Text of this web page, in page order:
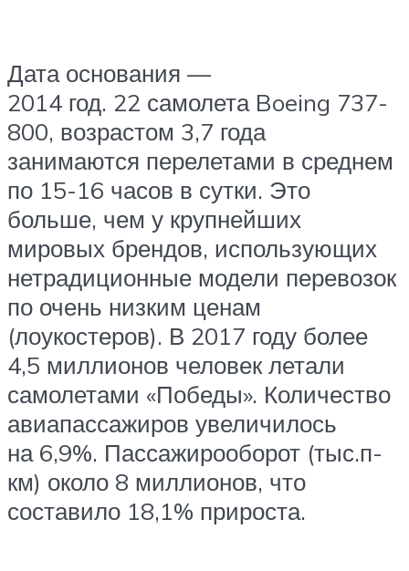
Дата основания —
2014 год. 22 самолета Boeing 737-
800, возрастом 3,7 года
занимаются перелетами в среднем
по 15-16 часов в сутки. Это
больше, чем у крупнейших
мировых брендов, использующих
нетрадиционные модели перевозок
по очень низким ценам
(лоукостеров). В 2017 году более
4,5 миллионов человек летали
самолетами «Победы». Количество
авиапассажиров увеличилось
на 6,9%. Пассажирооборот (тыс.п-
км) около 8 миллионов, что
составило 18,1% прироста.